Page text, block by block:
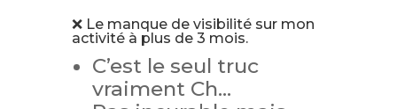
❌ Le manque de visibilité sur mon
activité à plus de 3 mois.
C’est le seul truc
vraiment Ch…